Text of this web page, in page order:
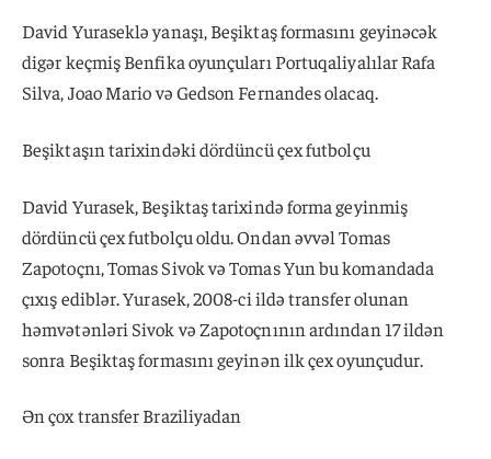
David Yuraseklə yanaşı, Beşiktaş formasını geyinəcək
digər keçmiş Benfika oyunçuları Portuqaliyalılar Rafa
Silva, Joao Mario və Gedson Fernandes olacaq.
Beşiktaşın tarixindəki dördüncü çex futbolçu
David Yurasek, Beşiktaş tarixində forma geyinmiş
dördüncü çex futbolçu oldu. Ondan əvvəl Tomas
Zapotoçnı, Tomas Sivok və Tomas Yun bu komandada
çıxış ediblər. Yurasek, 2008-ci ildə transfer olunan
həmvətənləri Sivok və Zapotoçnının ardından 17 ildən
sonra Beşiktaş formasını geyinən ilk çex oyunçudur.
Ən çox transfer Braziliyadan